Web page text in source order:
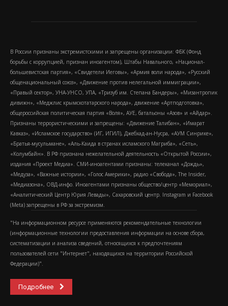
В России признаны экстремистскими и запрещены организации: ФБК (Фонд
борьбы с коррупцией, признан иноагентом), Штабы Навального, «Национал-
большевистская партия», «Свидетели Иеговы», «Армия воли народа», «Русский
общенациональный союз», «Движение против нелегальной иммиграции»,
«Правый сектор», УНА-УНСО, УПА, «Тризуб им. Степана Бандеры», «Мизантропик
дивижн», «Меджлис крымскотатарского народа», движение «Артподготовка»,
общероссийская политическая партия «Воля», АУЕ, батальоны «Азов» и «Айдар».
Признаны террористическими и запрещены: «Движение Талибан», «Имарат
Кавказ», «Исламское государство» (ИГ, ИГИЛ), Джебхад-ан-Нусра, «АУМ Синрике»,
«Братья-мусульмане», «Аль-Каида в странах исламского Магриба», «Сеть»,
«Колумбайн». В РФ признана нежелательной деятельность «Открытой России»,
издания «Проект Медиа». СМИ-иноагентами признаны: телеканал «Дождь»,
«Медуза», «Важные истории», «Голос Америки», радио «Свобода», The Insider,
«Медиазона», ОВД-инфо. Иноагентами признаны общество/центр «Мемориал»,
«Аналитический Центр Юрия Левады», Сахаровский центр. Instagram и Facebook
(Metа) запрещены в РФ за экстремизм.
"На информационном ресурсе применяются рекомендательные технологии
(информационные технологии предоставления информации на основе сбора,
систематизации и анализа сведений, относящихся к предпочтениям
пользователей сети "Интернет", находящихся на территории Российской
Федерации)".
Подробнее